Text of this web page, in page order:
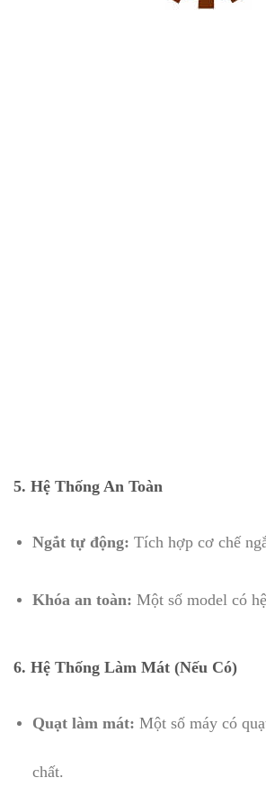
5. Hệ Thống An Toàn
Ngắt tự động: Tích hợp cơ chế
Khóa an toàn: Một số model có
6. Hệ Thống Làm Mát (Nếu Có)
Quạt làm mát: Một số máy có
chất.